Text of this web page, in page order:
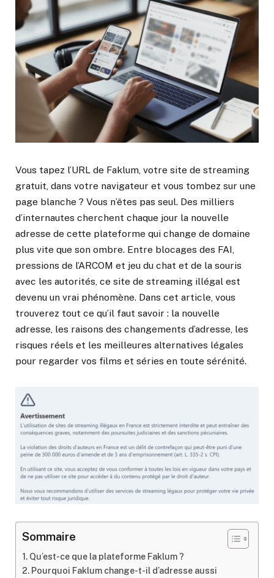
Vous tapez l’URL de Faklum, votre site de streaming
gratuit, dans votre navigateur et vous tombez sur une
page blanche ? Vous n’êtes pas seul. Des milliers
d’internautes cherchent chaque jour la nouvelle
adresse de cette plateforme qui change de domaine
plus vite que son ombre. Entre blocages des FAI,
pressions de l’ARCOM et jeu du chat et de la souris
avec les autorités, ce site de streaming illégal est
devenu un vrai phénomène. Dans cet article, vous
trouverez tout ce qu’il faut savoir : la nouvelle
adresse, les raisons des changements d’adresse, les
risques réels et les meilleures alternatives légales
pour regarder vos films et séries en toute sérénité.
Sommaire
Qu’est-ce que la plateforme Faklum ?
Pourquoi Faklum change-t-il d’adresse aussi